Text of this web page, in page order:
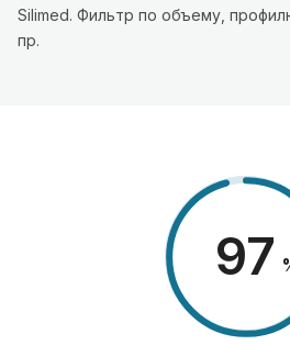
Silimed. Фильтр по объему,
пр.
98